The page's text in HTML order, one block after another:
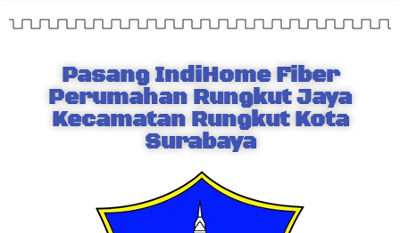
Pasang IndiHome Fiber
Perumahan Rungkut Jaya
Kecamatan Rungkut Kota
Surabaya